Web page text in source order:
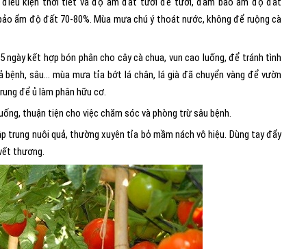
ẩm độ đất 70-80%. Mùa mưa chú ý thoát nước, không để ruộng cà
ngày kết hợp bón phân cho cây cà chua, vun cao luống, để tránh tình
sâu… mùa mưa tỉa bớt lá chân, lá già đã chuyển vàng để vườn
để ủ làm phân hữu cơ.
thuận tiện cho việc chăm sóc và phòng trừ sâu bệnh.
nuôi quả, thường xuyên tỉa bỏ mầm nách vô hiệu. Dùng tay đẩy
thương.